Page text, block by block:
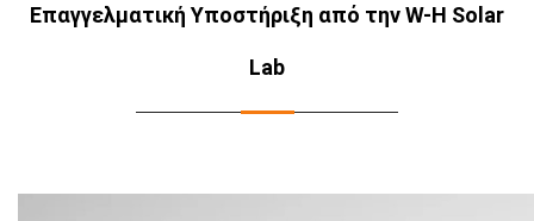
Επαγγελματική Υποστήριξη από την W-H Solar
Lab